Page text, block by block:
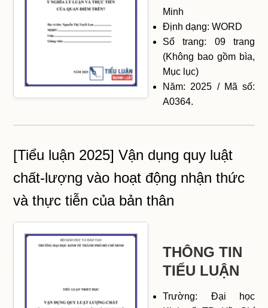
Minh
Định dạng: WORD
Số trang: 09 trang
(Không bao gồm bìa,
Mục lục)
Năm: 2025 / Mã số:
A0364.
[Tiểu luận 2025] Vận dụng quy luật
chất-lượng vào hoạt động nhận thức
và thực tiễn của bản thân
THÔNG TIN
TIỂU LUẬN
Trường: Đại học